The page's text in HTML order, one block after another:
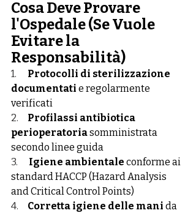
Cosa Deve Provare
l'Ospedale (Se Vuole
Evitare la
Responsabilità)
1. Protocolli di sterilizzazione
documentati e regolarmente
verificati
2. Profilassi antibiotica
perioperatoria somministrata
secondo linee guida
3. Igiene ambientale conforme ai
standard HACCP (Hazard Analysis
and Critical Control Points)
4. Corretta igiene delle mani da